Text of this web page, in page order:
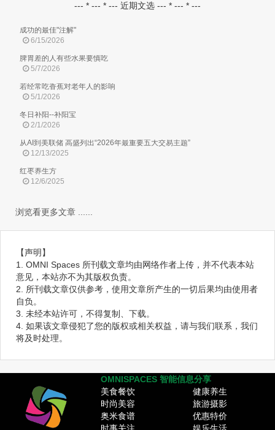
--- * --- * --- 近期文选 --- * --- * ---
成功的最佳"注解"
6/15/2026
脾胃差的人有些水果要慎吃
5/7/2026
若经常吃香蕉对老年人的影响
5/1/2026
冬日补阳--补阳宝
2/1/2026
从AI到美联储 高盛列出“2026年最重要五大交易主题”
12/13/2025
红枣养生方
12/6/2025
浏览看更多文章 ......
【声明】
1. OMNI Spaces 所刊载文章均由网络作者上传，并不代表本站
意见，本站亦不为其版权负责。
2. 所刊载文章仅供参考，使用文章所产生的一切后果均由使用者
自负。
3. 未经本站许可，不得复制、下载。
4. 如果该文章侵犯了您的版权或相关权益，请与我们联系，我们
将及时处理。
OMNISPACES 智能信息分享
美食餐饮
健康养生
时尚美容
旅游摄影
奥米食谱
优惠特价